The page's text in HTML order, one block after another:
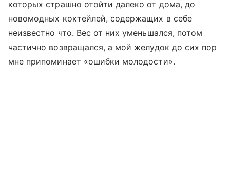
которых страшно отойти далеко от дома, до
новомодных коктейлей, содержащих в себе
неизвестно что. Вес от них уменьшался, потом
частично возвращался, а мой желудок до сих пор
мне припоминает «ошибки молодости».